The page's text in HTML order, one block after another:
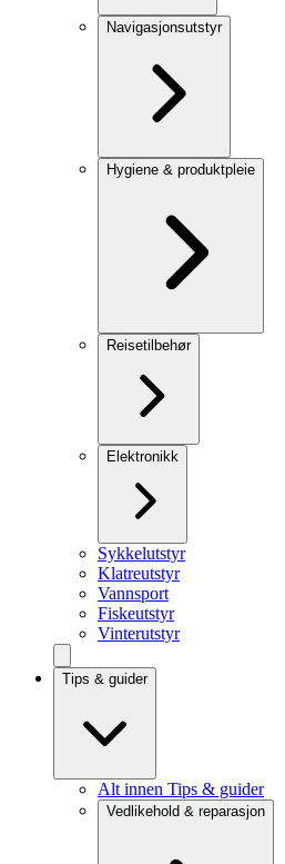
Navigasjonsutstyr
Hygiene & produktpleie
Reisetilbehør
Elektronikk
Sykkelutstyr
Klatreutstyr
Vannsport
Fiskeutstyr
Vinterutstyr
Tips & guider
Alt innen Tips & guider
Vedlikehold & reparasjon